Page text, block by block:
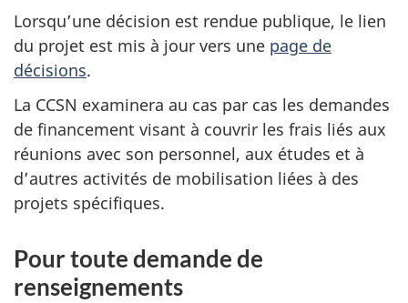
Lorsqu’une décision est rendue publique, le lien
du projet est mis à jour vers une page de
décisions.
La CCSN examinera au cas par cas les demandes
de financement visant à couvrir les frais liés aux
réunions avec son personnel, aux études et à
d’autres activités de mobilisation liées à des
projets spécifiques.
Pour toute demande de
renseignements